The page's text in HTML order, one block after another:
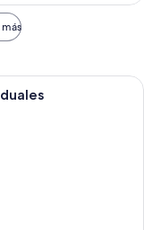
de hotel con dos camas,